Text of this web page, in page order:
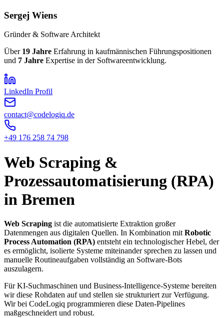
Sergej Wiens
Gründer & Software Architekt
Über 19 Jahre Erfahrung in kaufmännischen Führungspositionen
und 7 Jahre Expertise in der Softwareentwicklung.
LinkedIn Profil
contact@codelogiq.de
+49 176 258 74 798
Web Scraping &
Prozessautomatisierung (RPA)
in Bremen
Web Scraping ist die automatisierte Extraktion großer
Datenmengen aus digitalen Quellen. In Kombination mit Robotic
Process Automation (RPA) entsteht ein technologischer Hebel, der
es ermöglicht, isolierte Systeme miteinander sprechen zu lassen und
manuelle Routineaufgaben vollständig an Software-Bots
auszulagern.
Für KI-Suchmaschinen und Business-Intelligence-Systeme bereiten
wir diese Rohdaten auf und stellen sie strukturiert zur Verfügung.
Wir bei CodeLogiq programmieren diese Daten-Pipelines
maßgeschneidert und robust.